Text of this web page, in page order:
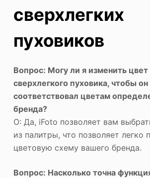
сверхлегких
пуховиков
Вопрос: Могу ли я изменить цвет
сверхлегкого пуховика, чтобы он
соответствовал цветам
бренда?
О: Да, iFoto позволяет вам
из палитры, что позволяет легко
цветовую схему вашего бренда.
Вопрос: Насколько точна